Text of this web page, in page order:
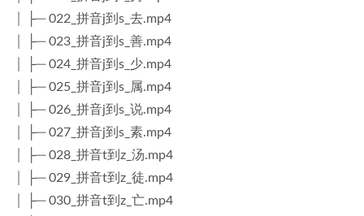
│ ├─ 022_拼音j到s_去.mp4
│ ├─ 023_拼音j到s_善.mp4
│ ├─ 024_拼音j到s_少.mp4
│ ├─ 025_拼音j到s_属.mp4
│ ├─ 026_拼音j到s_说.mp4
│ ├─ 027_拼音j到s_素.mp4
│ ├─ 028_拼音t到z_汤.mp4
│ ├─ 029_拼音t到z_徒.mp4
│ ├─ 030_拼音t到z_亡.mp4